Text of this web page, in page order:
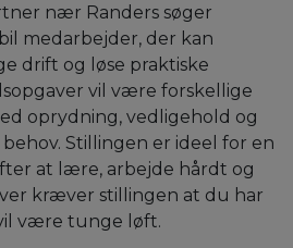
nær Randers søger
medarbejder, der kan
drift og løse praktiske
vil være forskellige
oprydning, vedligehold og
Stillingen er ideel for en
at lære, arbejde hårdt og
kræver stillingen at du har
være tunge løft.